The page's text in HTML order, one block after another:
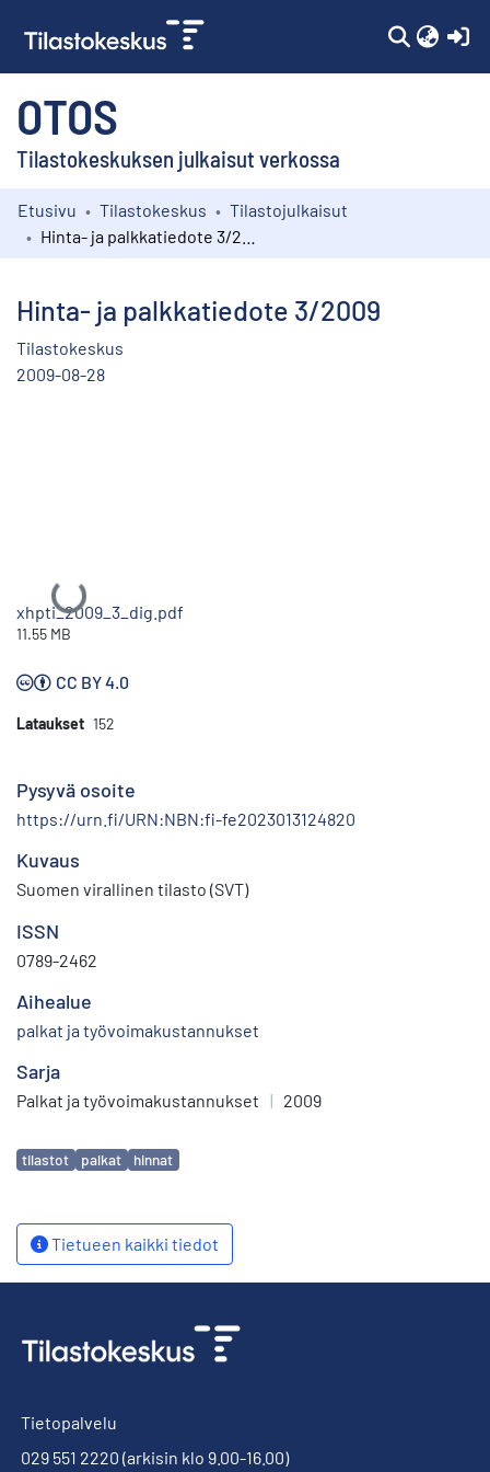
OTOS
Tilastokeskuksen julkaisut verkossa
Kokoelmat
Etusivu Tilastokeskus
Tilastojulkaisut
Hinta- ja palkkatiedote 3/2009
Tilastokeskus
2009-08-28
Ladataan...
xhpti_2009_3_dig.pdf
11.55 MB
CC BY 4.0
Lataukset 152
Pysyvä osoite
https://urn.fi/URN:NBN:fi-fe2023013124820
Kuvaus
Suomen virallinen tilasto (SVT)
ISSN
0789-2462
Aihealue
palkat ja työvoimakustannukset
Sarja
Palkat ja työvoimakustannukset | 2009
Avainsanat
tilastot palkat hinnat
Tietueen kaikki tiedot
Tietopalvelu
029 551 2220 (arkisin klo 9.00-16.00)